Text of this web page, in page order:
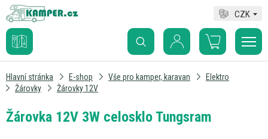
CZK
Hlavní stránka E-shop Vše pro kamper, karavan
Elektro
Žárovky
Žárovky 12V
Žárovka 12V 3W celosklo Tungsram